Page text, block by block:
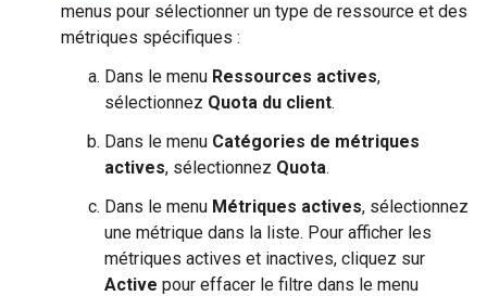
menus pour sélectionner un type de ressource et des
métriques spécifiques :
Dans le menu Ressources actives,
sélectionnez Quota du client.
Dans le menu Catégories de métriques
actives, sélectionnez Quota.
Dans le menu Métriques actives, sélectionnez
une métrique dans la liste. Pour afficher les
métriques actives et inactives, cliquez sur
Active pour effacer le filtre dans le menu